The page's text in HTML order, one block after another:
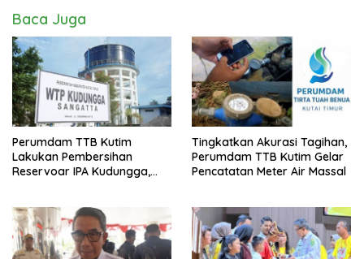
Baca Juga
Perumdam TTB Kutim
Lakukan Pembersihan
Reservoar IPA Kudungga,
Tingkatkan Akurasi Tagihan,
Perumdam TTB Kutim Gelar
Pencatatan Meter Air Massal